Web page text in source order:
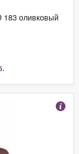
183 оливковый